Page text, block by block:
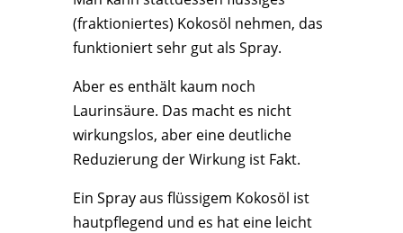
(fraktioniertes) Kokosöl nehmen, das
funktioniert sehr gut als Spray.
Aber es enthält kaum noch
Laurinsäure. Das macht es nicht
wirkungslos, aber eine deutliche
Reduzierung der Wirkung ist Fakt.
Ein Spray aus flüssigem Kokosöl ist
hautpflegend und es hat eine leicht